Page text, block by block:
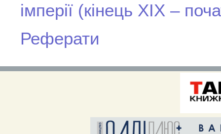
імперії (кінець ХІХ –
Реферати